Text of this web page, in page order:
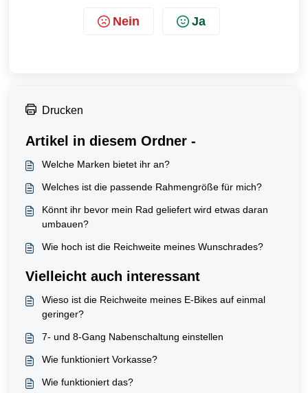
Nein Ja
Drucken
Artikel in diesem Ordner -
Welche Marken bietet ihr an?
Welches ist die passende Rahmengröße für mich?
Könnt ihr bevor mein Rad geliefert wird etwas daran
umbauen?
Wie hoch ist die Reichweite meines Wunschrades?
Vielleicht auch interessant
Wieso ist die Reichweite meines E-Bikes auf einmal
geringer?
7- und 8-Gang Nabenschaltung einstellen
Wie funktioniert Vorkasse?
Wie funktioniert das?